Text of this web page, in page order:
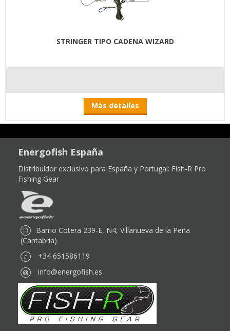
STRINGER TIPO CADENA WIZARD
Más detalles
Energofish España
Distribuidor exclusivo para España y Portugal: Fish-R Pro
Fishing Gear
Barrio Cotera 239-E, N4, Villanueva de la Peña
(Cantabria)
+34 651586119
info@energofish.es